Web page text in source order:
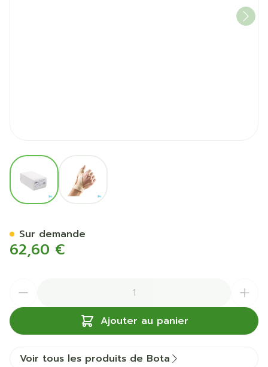
View larger imageView larger image
62,60 €
Ajouter au panier
Sur demande
Voir tous les produits de Bota